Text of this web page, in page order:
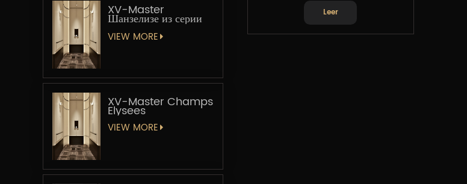
XV-Master
Шанзелизе из серии
«Мастер-лифт»
VIEW MORE
XV-Master Champs
Elysees
VIEW MORE
Leer